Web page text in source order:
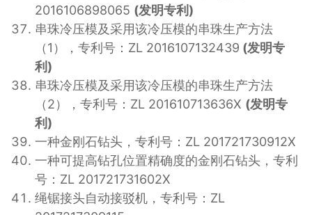
2016106898065 (发明专利)
串珠冷压模及采用该冷压模的串珠生产方法
（1），专利号：ZL 2016107132439 (发明专
利)
串珠冷压模及采用该冷压模的串珠生产方法
（2），专利号：ZL 201610713636X (发明专
利)
一种金刚石钻头，专利号：ZL 201721730912X
一种可提高钻孔位置精确度的金刚石钻头，专利
号：ZL 201721731602X
绳锯接头自动接驳机，专利号：ZL